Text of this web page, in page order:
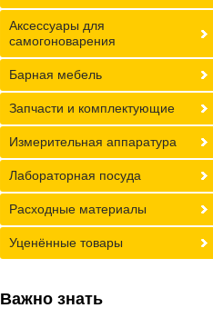
Аксессуары для
самогоноварения
Барная мебель
Запчасти и комплектующие
Измерительная аппаратура
Лабораторная посуда
Расходные материалы
Уценённые товары
Важно знать